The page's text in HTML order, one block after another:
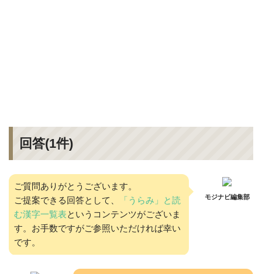
回答(1件)
ご質問ありがとうございます。
ご提案できる回答として、
「うらみ」と読
む漢字一覧表というコンテンツがございま
す。お手数ですがご参照いただければ幸い
です。
モジナビ編集部